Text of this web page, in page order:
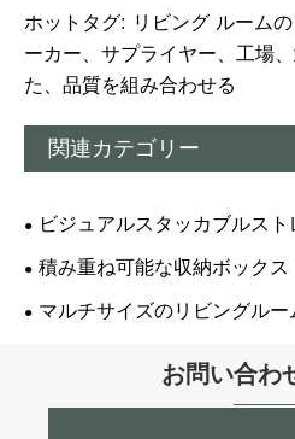
ホットタグ: リビング ルーム
ーカー、サプライヤー、工場
た、品質を組み合わせる
関連カテゴリー
ビジュアルスタッカブルス
積み重ね可能な収納ボックス
マルチサイズのリビングル
お問い合わ